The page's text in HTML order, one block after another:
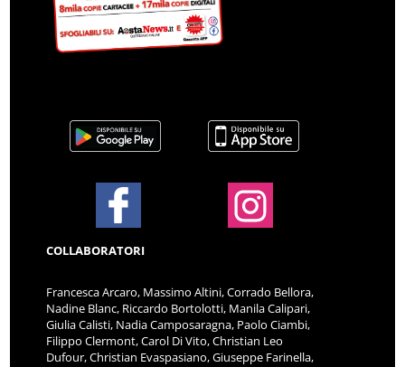
COLLABORATORI
Francesca Arcaro, Massimo Altini, Corrado Bellora,
Nadine Blanc, Riccardo Bortolotti, Manila Calipari,
Giulia Calisti, Nadia Camposaragna, Paolo Ciambi,
Filippo Clermont, Carol Di Vito, Christian Leo
Dufour, Christian Evaspasiano, Giuseppe Farinella,